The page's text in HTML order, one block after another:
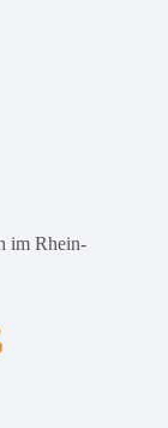
im Rhein-